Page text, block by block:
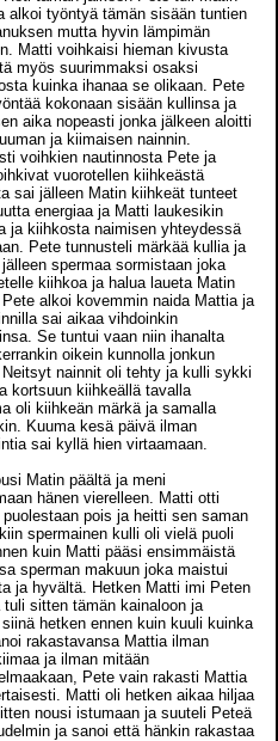
alkoi työntyä tämän sisään tuntien
mutta hyvin lämpimän
Matti voihkaisi hieman kivusta
myös suurimmaksi osaksi
kuinka ihanaa se olikaan. Pete
kokonaan sisään kullinsa ja
aika nopeasti jonka jälkeen aloitti
ja kiimaisen nainnin.
voihkien nautinnosta Pete ja
vuorotellen kiihkeästä
sai jälleen Matin kiihkeät tunteet
energiaa ja Matti laukesikin
ja kiihkosta naimisen yhteydessä
Pete tunnusteli märkää kullia ja
spermaa sormistaan joka
kiihkoa ja halua laueta Matin
alkoi kovemmin naida Mattia ja
sai aikaa vihdoinkin
Se tuntui vaan niin ihanalta
oikein kunnolla jonkun
nainnit oli tehty ja kulli sykki
kortsuun kiihkeällä tavalla
oli kiihkeän märkä ja samalla
Kuuma kesä päivä ilman
sai kyllä hien virtaamaan.
Matin päältä ja meni
hänen vierelleen. Matti otti
pois ja heitti sen saman
spermainen kulli oli vielä puoli
kuin Matti pääsi ensimmäistä
sperman makuun joka maistui
ja hyvältä. Hetken Matti imi Peten
tuli sitten tämän kainaloon ja
hetken ennen kuin kuuli kuinka
rakastavansa Mattia ilman
ja ilman mitään
Pete vain rakasti Mattia
Matti oli hetken aikaa hiljaa
nousi istumaan ja suuteli Peteä
ja sanoi että hänkin rakastaa